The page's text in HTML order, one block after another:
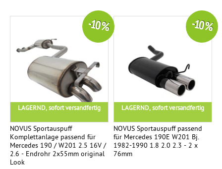
LAGERND, sofort versandfertig
NOVUS Sportauspuff
Komplettanlage passend für
Mercedes 190 / W201 2.5 16V /
2.6 - Endrohr 2x55mm original
Look
-10 %
LAGERND, sofort versandfertig
NOVUS Sportauspuff passend
für Mercedes 190E W201 Bj.
1982-1990 1.8 2.0 2.3 - 2 x
76mm
-10 %